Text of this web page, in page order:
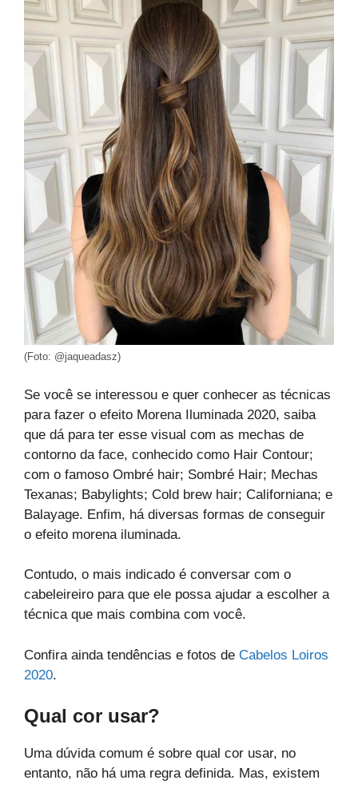
(Foto: @jaqueadasz)
Se você se interessou e quer conhecer as técnicas
para fazer o efeito Morena Iluminada 2020, saiba
que dá para ter esse visual com as mechas de
contorno da face, conhecido como Hair Contour;
com o famoso Ombré hair; Sombré Hair; Mechas
Texanas; Babylights; Cold brew hair; Californiana; e
Balayage. Enfim, há diversas formas de conseguir
o efeito morena iluminada.
Contudo, o mais indicado é conversar com o
cabeleireiro para que ele possa ajudar a escolher a
técnica que mais combina com você.
Confira ainda tendências e fotos de Cabelos Loiros
2020.
Qual cor usar?
Uma dúvida comum é sobre qual cor usar, no
entanto, não há uma regra definida. Mas, existem